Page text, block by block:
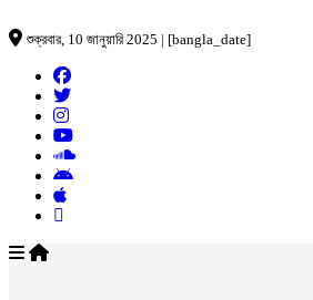
শুক্রবার, 10 জানুয়ারি 2025 | [bangla_date]